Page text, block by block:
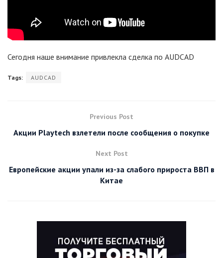
Сегодня наше внимание привлекла сделка по AUDCAD
Tags: AUDCAD
Previous Post
Акции Playtech взлетели после сообщения о покупке
Next Post
Европейские акции упали из-за слабого прироста ВВП в
Китае